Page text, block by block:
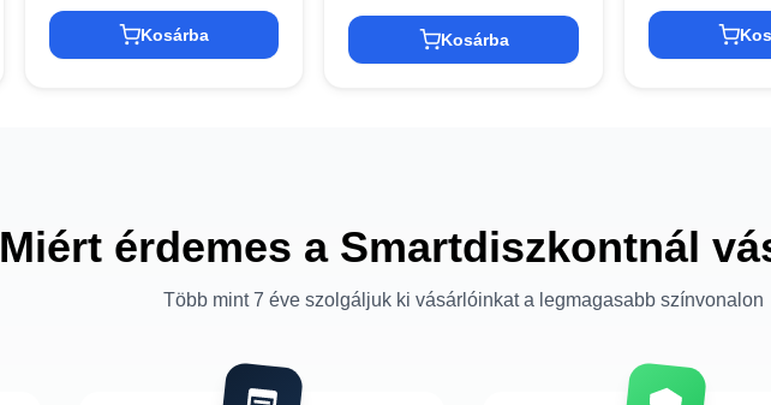
Kosárba Kosárba
Miért érdemes a Smartdiszkontnál
Több mint 7 éve szolgáljuk ki vásárlóinkat a legmagasabb színvonalon